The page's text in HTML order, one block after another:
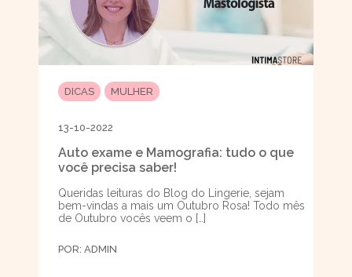
DICAS MULHER
13-10-2022
Auto exame e Mamografia: tudo o que
você precisa saber!
Queridas leituras do Blog do Lingerie, sejam
bem-vindas a mais um Outubro Rosa! Todo mês
de Outubro vocês veem o […]
POR: ADMIN